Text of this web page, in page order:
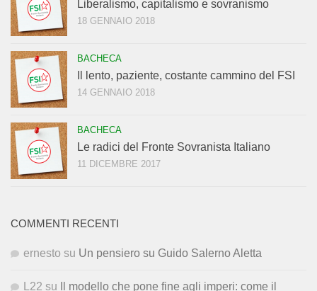
Liberalismo, capitalismo e sovranismo
18 GENNAIO 2018
BACHECA
Il lento, paziente, costante cammino del FSI
14 GENNAIO 2018
BACHECA
Le radici del Fronte Sovranista Italiano
11 DICEMBRE 2017
COMMENTI RECENTI
ernesto su Un pensiero su Guido Salerno Aletta
L22 su Il modello che pone fine agli imperi: come il